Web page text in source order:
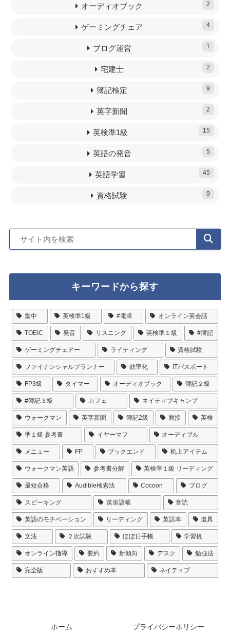
オーディオブック 2
ゲーミングチェア 4
ブログ運営 1
宅建士 2
簿記検定 9
英字新聞 2
英検準1級 15
英語の発音 5
英語学習 45
資格試験 9
キーワードから探す
集中 英検準1級 #電卓 オンライン英会話
TOEIC 発音 リスニング 英検準１級 #簿記
ゲーミングチェアー ライティング 資格試験
ファイナンシャルプランナー 効率化 ITパスポート
FP3級 タイマー オーディオブック 簿記２級
#簿記３級 カフェ ネイティブキャンプ
ウォークマン 英字新聞 簿記2級 面接 英検
準１級 参考書 イヤーマフ オーディブル
メニュー FP ブックエンド 机上アイテム
ウォークマン英語 参考書分解 英検準１級 リーディング
最短合格 Audible検索法 Cocoon ブログ
スピーキング 英単語帳 音読
英語のモチベーション リーディング 英語本 道具
文法 ２次試験 ほぼ日手帳 学習机
オンライン指導 要約 新傾向 デスク 勉強法
完全版 おすすめ本 ネイティブ
ホーム プライバシーポリシー